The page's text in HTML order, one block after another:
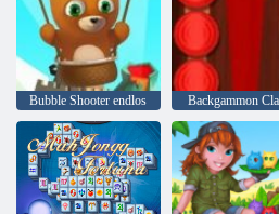
Bubble Shooter endlos Backgammon